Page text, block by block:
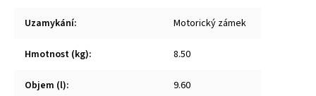
Uzamykání: Motorický zámek
Hmotnost (kg): 8.50
Objem (l): 9.60